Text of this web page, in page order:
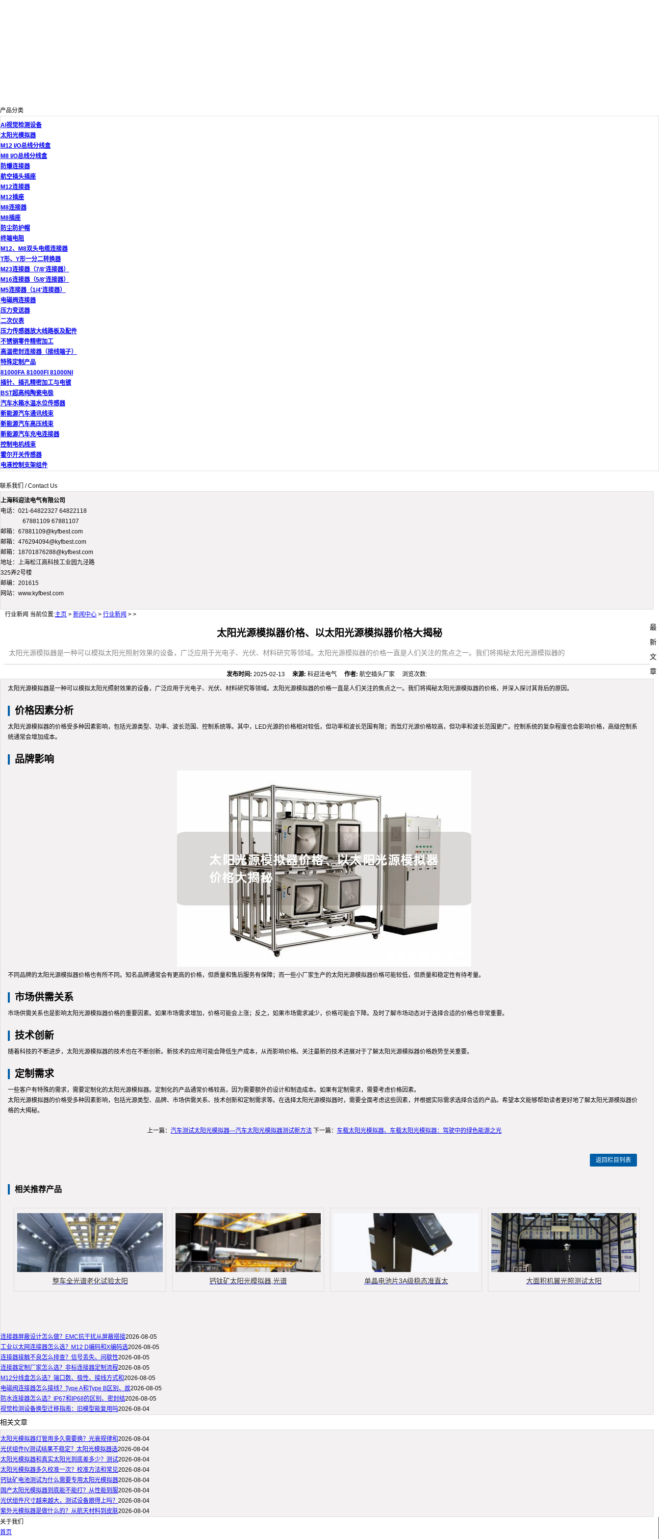
产品分类
AI视觉检测设备
太阳光模拟器
M12 I/O总线分线盒
M8 I/O总线分线盒
防爆连接器
航空插头插座
M12连接器
M12插座
M8连接器
M8插座
防尘防护帽
终端电阻
M12、M8双头电缆连接器
T形、Y形一分二转换器
M23连接器（7/8'连接器）
M16连接器（5/8'连接器）
M5连接器（1/4'连接器）
电磁阀连接器
压力变送器
二次仪表
压力传感器放大线路板及配件
不锈钢零件精密加工
高温密封连接器（接线端子）
特殊定制产品
81000FA 81000FI 81000NI
插针、插孔精密加工与电镀
BST超高纯陶瓷电极
汽车水箱水温水位传感器
新能源汽车通讯线束
新能源汽车高压线束
新能源汽车充电连接器
控制电机线束
霍尔开关传感器
电液控制支架组件
联系我们 / Contact Us
上海科迎法电气有限公司
电话：021-64822327 64822118
67881109 67881107
邮箱：67881109@kyfbest.com
邮箱：476294094@kyfbest.com
邮箱：18701876288@kyfbest.com
地址：上海松江高科技工业园九泾路
325弄2号楼
邮编：201615
网站：www.kyfbest.com
行业新闻 当前位置:主页 > 新闻中心 > 行业新闻 > >
太阳光源模拟器价格、以太阳光源模拟器价格大揭秘
太阳光源模拟器是一种可以模拟太阳光照射效果的设备，广泛应用于光电子、光伏、材料研究等领域。太阳光源模拟器的价格一直是人们关注的焦点之一。我们将揭秘太阳光源模拟器的
发布时间: 2025-02-13来源: 科迎法电气作者: 航空插头厂家 浏览次数:
太阳光源模拟器是一种可以模拟太阳光照射效果的设备，广泛应用于光电子、光伏、材料研究等领域。太阳光源模拟器的价格一直是人们关注的焦点之一。我们将揭秘太阳光源模拟器的价格，并深入探讨其背后的原因。
价格因素分析
太阳光源模拟器的价格受多种因素影响，包括光源类型、功率、波长范围、控制系统等。其中，LED光源的价格相对较低，但功率和波长范围有限；而氙灯光源价格较高，但功率和波长范围更广。控制系统的复杂程度也会影响价格，高级控制系
统通常会增加成本。
品牌影响
不同品牌的太阳光源模拟器价格也有所不同。知名品牌通常会有更高的价格，但质量和售后服务有保障；而一些小厂家生产的太阳光源模拟器价格可能较低，但质量和稳定性有待考量。
市场供需关系
市场供需关系也是影响太阳光源模拟器价格的重要因素。如果市场需求增加，价格可能会上涨；反之，如果市场需求减少，价格可能会下降。及时了解市场动态对于选择合适的价格也非常重要。
技术创新
随着科技的不断进步，太阳光源模拟器的技术也在不断创新。新技术的应用可能会降低生产成本，从而影响价格。关注最新的技术进展对于了解太阳光源模拟器价格趋势至关重要。
定制需求
一些客户有特殊的需求，需要定制化的太阳光源模拟器。定制化的产品通常价格较高，因为需要额外的设计和制造成本。如果有定制需求，需要考虑价格因素。
太阳光源模拟器的价格受多种因素影响，包括光源类型、品牌、市场供需关系、技术创新和定制需求等。在选择太阳光源模拟器时，需要全面考虑这些因素，并根据实际需求选择合适的产品。希望本文能够帮助读者更好地了解太阳光源模拟器价
格的大揭秘。
上一篇： 汽车测试太阳光模拟器—汽车太阳光模拟器测试新方法下一篇： 车载太阳光模拟器、车载太阳光模拟器：驾驶中的绿色能源之光
返回栏目列表
相关推荐产品
整车全光谱老化试验太阳 钙钛矿太阳光模拟器,光谱 单晶电池片3A级稳态准直太 大面积机翼光照测试太阳
最
新
文
章
连接器屏蔽设计怎么做？EMC抗干扰从屏蔽搭接2026-08-05
工业以太网连接器怎么选？M12 D编码和X编码选2026-08-05
连接器接触不良怎么排查？信号丢失、间歇性2026-08-05
连接器定制厂家怎么选？非标连接器定制流程2026-08-05
M12分线盒怎么选？端口数、极性、接线方式和2026-08-05
电磁阀连接器怎么接线？Type A和Type B区别、故2026-08-05
防水连接器怎么选？IP67和IP68的区别、密封结2026-08-05
视觉检测设备换型迁移指南：旧模型能复用吗2026-08-04
相关文章
太阳光模拟器灯管用多久需要换？光衰规律和2026-08-04
光伏组件IV测试结果不稳定？太阳光模拟器选2026-08-04
太阳光模拟器和真实太阳光到底差多少？测试2026-08-04
太阳光模拟器多久校准一次？校准方法和常见2026-08-04
钙钛矿电池测试为什么需要专用太阳光模拟器2026-08-04
国产太阳光模拟器到底能不能打？从性能到服2026-08-04
光伏组件尺寸越来越大，测试设备跟得上吗？ 2026-08-04
紫外光模拟器是做什么的？从航天材料到皮肤2026-08-04
关于我们
首页